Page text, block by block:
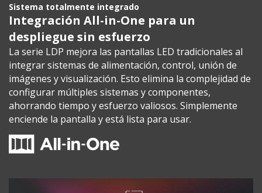
Sistema totalmente integrado
Integración All-in-One para un
despliegue sin esfuerzo
La serie LDP mejora las pantallas LED tradicionales al
integrar sistemas de alimentación, control, unión de
imágenes y visualización. Esto elimina la complejidad de
configurar múltiples sistemas y componentes,
ahorrando tiempo y esfuerzo valiosos. Simplemente
enciende la pantalla y está lista para usar.